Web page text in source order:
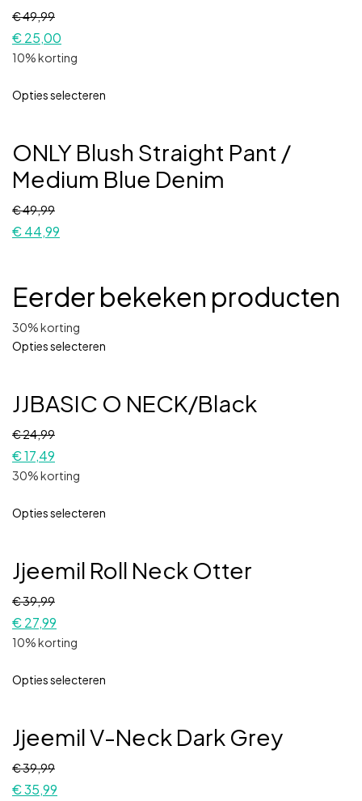
€49,99
€25,00
10% korting
Opties selecteren
ONLY Blush Straight Pant /
Medium Blue Denim
€49,99
€44,99
Eerder bekeken producten
30% korting
Opties selecteren
JJBASIC O NECK/Black
€24,99
€17,49
30% korting
Opties selecteren
Jjeemil Roll Neck Otter
€39,99
€27,99
10% korting
Opties selecteren
Jjeemil V-Neck Dark Grey
€39,99
€35,99